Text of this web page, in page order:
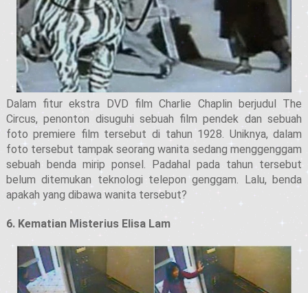
Dalam fitur ekstra DVD film Charlie Chaplin berjudul The
Circus, penonton disuguhi sebuah film pendek dan sebuah
foto premiere film tersebut di tahun 1928. Uniknya, dalam
foto tersebut tampak seorang wanita sedang menggenggam
sebuah benda mirip ponsel. Padahal pada tahun tersebut
belum ditemukan teknologi telepon genggam. Lalu, benda
apakah yang dibawa wanita tersebut?
6. Kematian Misterius Elisa Lam